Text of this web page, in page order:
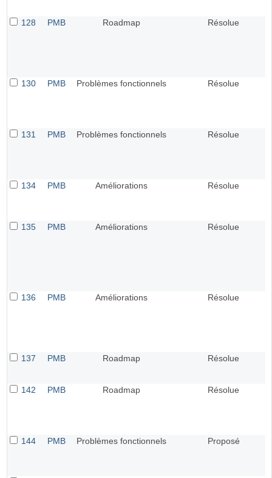
128 PMB Roadmap Résolue
130 PMB Problèmes fonctionnels Résolue
131 PMB Problèmes fonctionnels Résolue
134 PMB Améliorations Résolue
135 PMB Améliorations Résolue
136 PMB Améliorations Résolue
137 PMB Roadmap Résolue
142 PMB Roadmap Résolue
144 PMB Problèmes fonctionnels Proposé